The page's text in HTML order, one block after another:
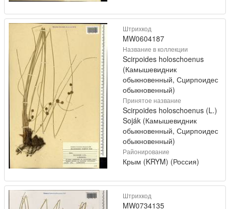
Штрихкод
MW0604187
Название в коллекции
Scirpoides holoschoenus
(Камышевидник
обыкновенный, Сцирпоидес
обыкновенный)
Принятое название
Scirpoides holoschoenus (L.)
Soják (Камышевидник
обыкновенный, Сцирпоидес
обыкновенный)
Районирование
Крым (KRYM) (Россия)
Штрихкод
MW0734135